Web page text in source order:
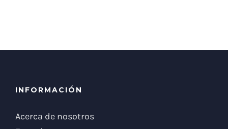
INFORMACIÓN
Acerca de nosotros